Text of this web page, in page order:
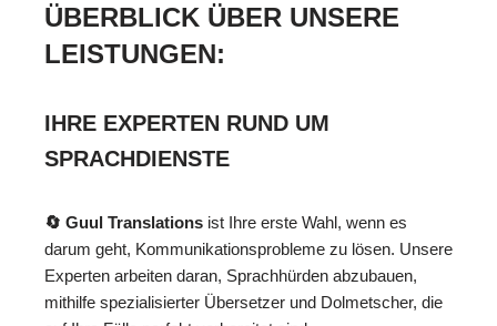
ÜBERBLICK ÜBER UNSERE
LEISTUNGEN:
IHRE EXPERTEN RUND UM
SPRACHDIENSTE
🔄 Guul Translations ist Ihre erste Wahl, wenn es
darum geht, Kommunikationsprobleme zu lösen. Unsere
Experten arbeiten daran, Sprachhürden abzubauen,
mithilfe spezialisierter Übersetzer und Dolmetscher, die